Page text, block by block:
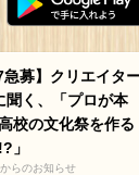
急募】クリエイタ
聞く、「プロが本
校の文化祭を作る
」
らのお知らせ